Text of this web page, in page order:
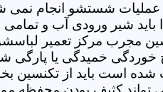
عملیات شستشو انجام نمی
باید شیر ورودی آب و
مجرب مرکز تعمیر
خمیدگی یا پارگی
است باید از تکنسین